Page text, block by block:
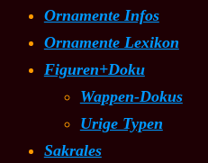
Ornamente Infos
Ornamente Lexikon
Figuren+Doku
Wappen-Dokus
Urige Typen
Sakrales